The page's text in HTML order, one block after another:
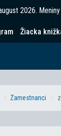
2026.
Žiacka
Zamestnanci